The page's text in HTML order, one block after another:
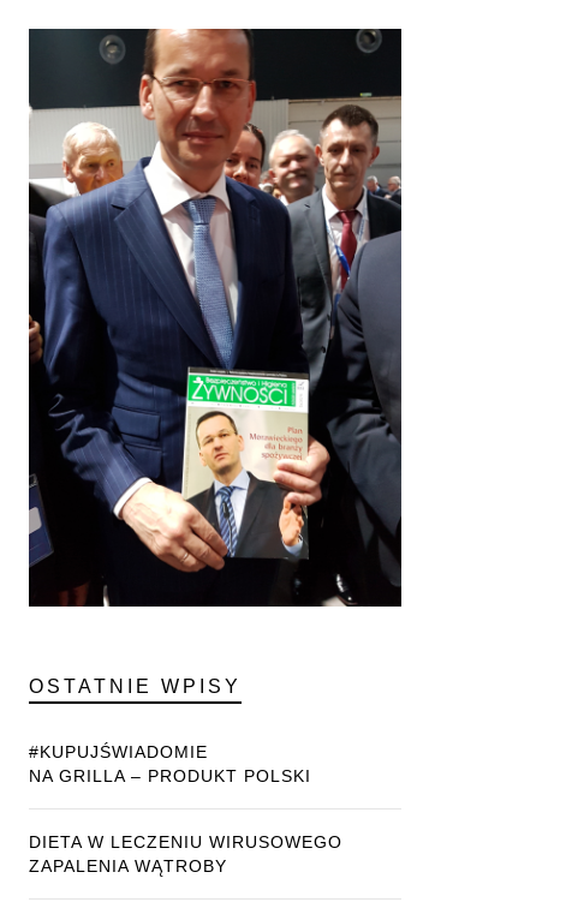
OSTATNIE WPISY
#KUPUJŚWIADOMIE
NA GRILLA – PRODUKT POLSKI
DIETA W LECZENIU WIRUSOWEGO
ZAPALENIA WĄTROBY